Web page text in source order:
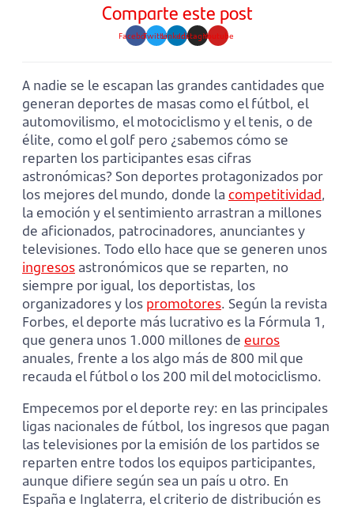
Comparte este post
FacebookTwitterLinkedinInstagramYoutube
A nadie se le escapan las grandes cantidades que
generan deportes de masas como el fútbol, el
automovilismo, el motociclismo y el tenis, o de
élite, como el golf pero ¿sabemos cómo se
reparten los participantes esas cifras
astronómicas? Son deportes protagonizados por
los mejores del mundo, donde la competitividad,
la emoción y el sentimiento arrastran a millones
de aficionados, patrocinadores, anunciantes y
televisiones. Todo ello hace que se generen unos
ingresos astronómicos que se reparten, no
siempre por igual, los deportistas, los
organizadores y los promotores. Según la revista
Forbes, el deporte más lucrativo es la Fórmula 1,
que genera unos 1.000 millones de euros
anuales, frente a los algo más de 800 mil que
recauda el fútbol o los 200 mil del motociclismo.
Empecemos por el deporte rey: en las principales
ligas nacionales de fútbol, los ingresos que pagan
las televisiones por la emisión de los partidos se
reparten entre todos los equipos participantes,
aunque difiere según sea un país u otro. En
España e Inglaterra, el criterio de distribución es